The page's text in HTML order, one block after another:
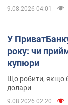
9.08.2026 04:01
У
року: чи
купюри
Що робити, якщо
долари
9.08.2026 02:20